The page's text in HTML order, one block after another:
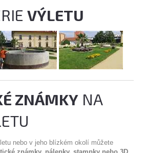
VÝLETU
ZNÁMKY NA
nebo v jeho blízkém okolí můžete